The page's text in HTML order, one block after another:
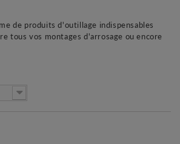
de produits d'outillage indispensables
tous vos montages d'arrosage ou encore